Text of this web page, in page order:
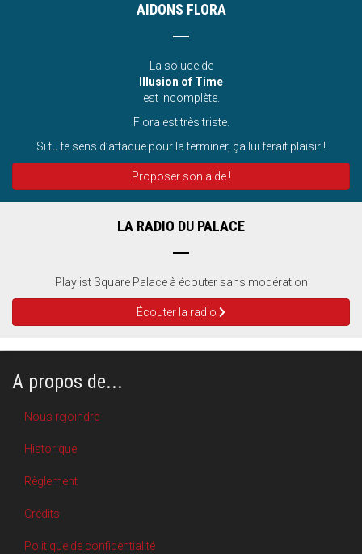
AIDONS FLORA
La soluce de
Illusion of Time
est incomplète.
Flora est très triste.
Si tu te sens d’attaque pour la terminer, ça lui ferait plaisir !
Proposer son aide !
LA RADIO DU PALACE
Playlist Square Palace à écouter sans modération
Écouter la radio
A propos de...
Nous rejoindre
Historique
Règlement
Crédits
Politique de confidentialité